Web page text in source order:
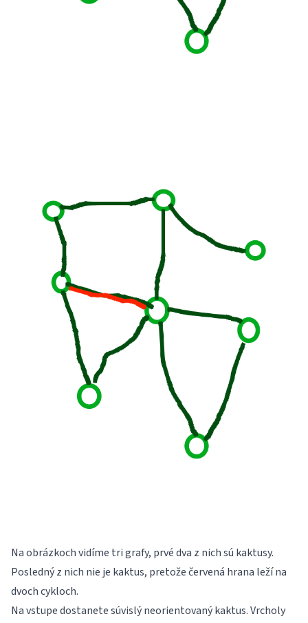
Na obrázkoch vidíme tri grafy, prvé dva z nich sú kaktusy.
Posledný z nich nie je kaktus, pretože červená hrana leží na
dvoch cykloch.
Na vstupe dostanete súvislý neorientovaný kaktus. Vrcholy